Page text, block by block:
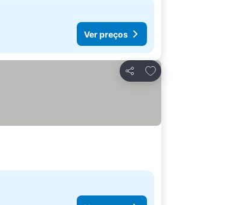
Ver preços
Partilhar
Adicionar aos favoritos